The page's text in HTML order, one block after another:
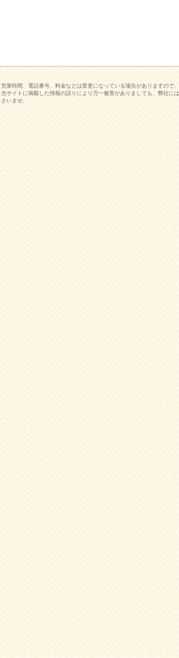
営業時間、電話番号、料金などは変更になっている場合がありますので
当サイトに掲載した情報の誤りにより万一被害がありましても、弊社に
さいませ。